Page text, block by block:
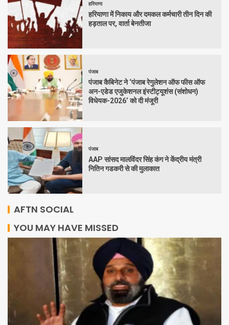
हरियाणा
हरियाणा में निकाय और दमकल कर्मचारी तीन दिन की
हड़ताल पर, वार्ता बेनतीजा
पंजाब
पंजाब कैबिनेट ने ‘पंजाब रेगुलेशन ऑफ फीस ऑफ
अन-एडेड एजुकेशनल इंस्टीट्यूशंस (संशोधन)
विधेयक-2026’ को दी मंजूरी
पंजाब
AAP सांसद मालविंदर सिंह कंग ने केंद्रीय मंत्री
नितिन गडकरी से की मुलाकात
AFTN SOCIAL
YOU MAY HAVE MISSED